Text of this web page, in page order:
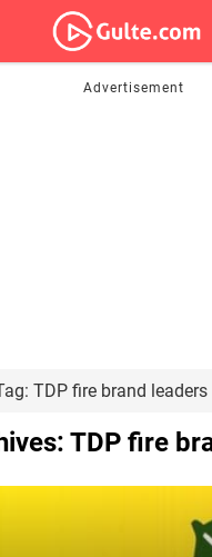
TDP fire brand leaders
TDP fire